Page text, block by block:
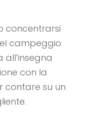
concentrarsi
campeggio
con la
contare su un